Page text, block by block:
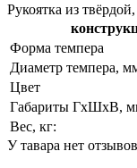
Рукоятка из
Форма темпера
Диаметр темпера,
Цвет
Габариты ГхШхВ,
Вес, кг:
У тавара нет